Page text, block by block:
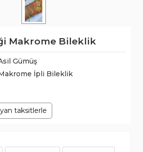
Makrome Bileklik
Gümüş
İpli Bileklik
taksitlerle